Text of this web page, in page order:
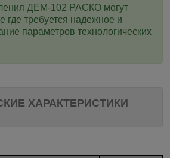
ДЕМ-102 РАСКО могут
где требуется надежное и
параметров технологических
ХАРАКТЕРИСТИКИ